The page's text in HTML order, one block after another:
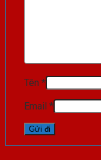
Tên *
Email *